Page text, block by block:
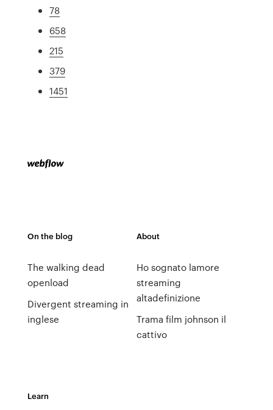
78
658
215
379
1451
On the blog
The walking dead
openload
Divergent streaming in
inglese
About
Ho sognato lamore
streaming
altadefinizione
Trama film johnson il
cattivo
Learn